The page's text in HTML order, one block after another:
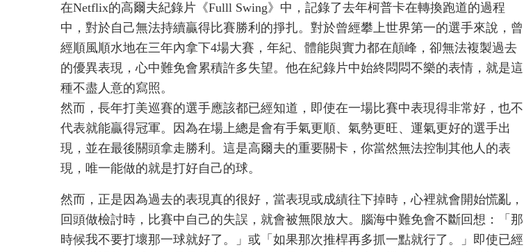
在Netflix的高爾夫紀錄片《Fulll Swing》中，記錄了去年柯普卡在轉換跑道的過程
中，對於自己無法持續贏得比賽勝利的掙扎。對於曾經攀上世界第一的選手來說，曾
經順風順水地在三年內拿下4場大賽，年紀、體能與實力都在顛峰，卻無法複製過去
的優異表現，心中難免會累積許多失望。他在紀錄片中始終悶悶不樂的表情，就是這
種不盡人意的寫照。
然而，長年打美巡賽的選手應該都已經知道，即使在一場比賽中表現得非常好，也不
代表就能贏得冠軍。因為在場上總是會有手氣更順、氣勢更旺、運氣更好的選手出
現，並在最後關頭拿走勝利。這是高爾夫的重要關卡，你當然無法控制其他人的表
現，唯一能做的就是打好自己的球。
然而，正是因為過去的表現真的很好，當表現或成績往下掉時，心裡就會開始慌亂，
回頭做檢討時，比賽中自己的失誤，就會被無限放大。腦海中難免會不斷回想：「那
時候我不要打壞那一球就好了。」或「如果那次推桿再多抓一點就行了。」即使已經